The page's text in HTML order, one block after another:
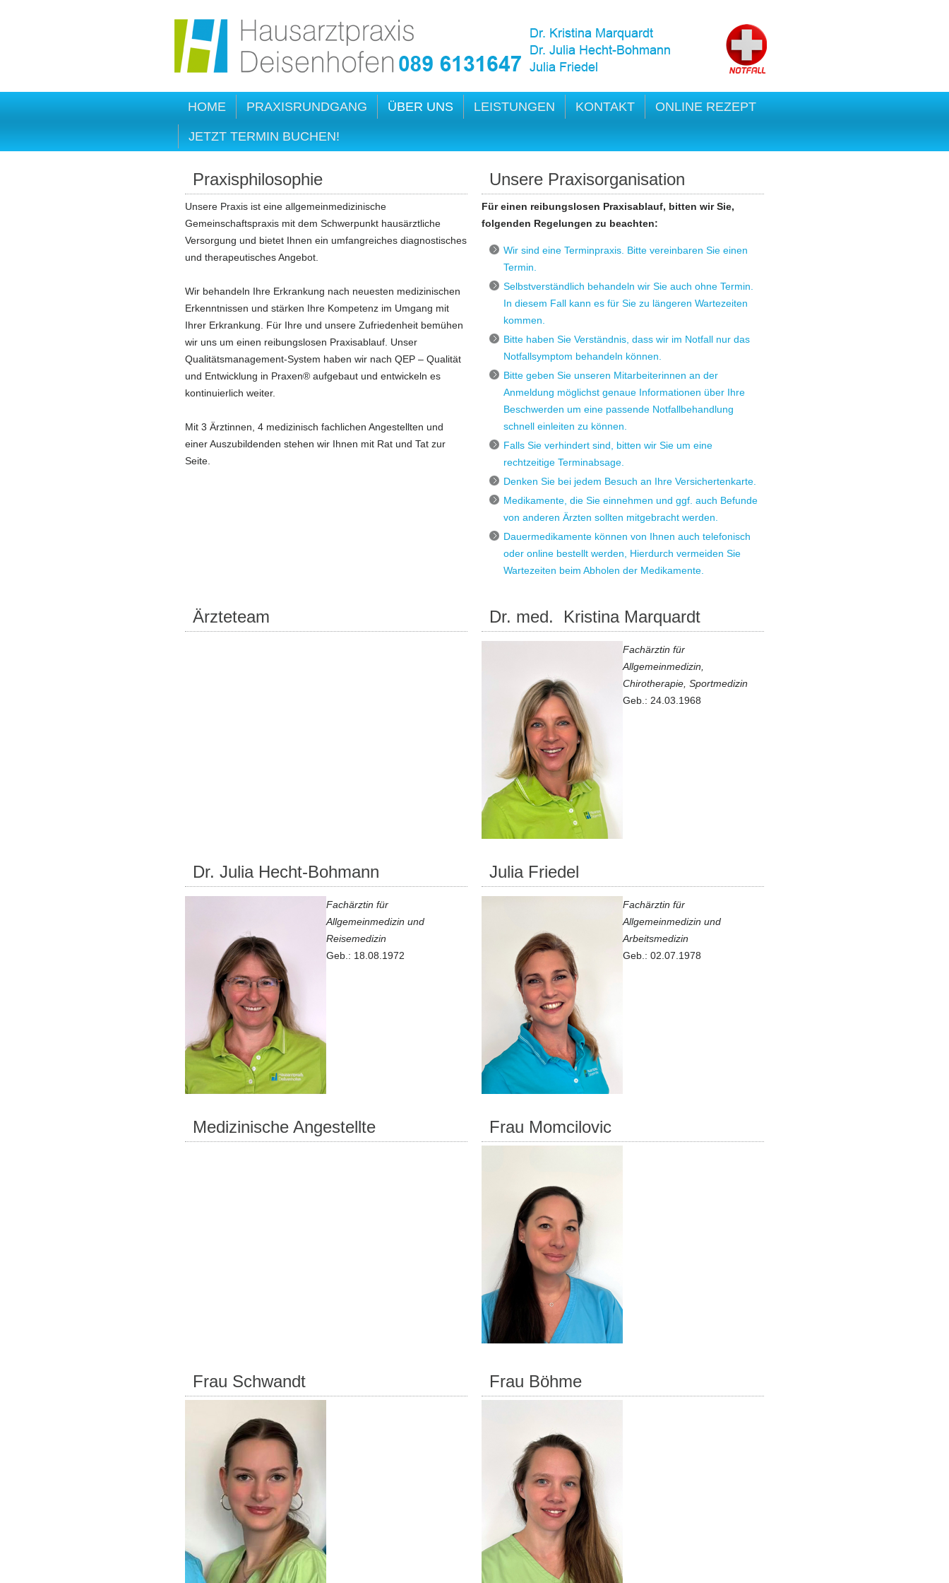
HOME PRAXISRUNDGANG ÜBER UNS LEISTUNGEN KONTAKT ONLINE REZEPT
JETZT TERMIN BUCHEN!
Praxisphilosophie
Unsere Praxis ist eine allgemeinmedizinische
Gemeinschaftspraxis mit dem Schwerpunkt hausärztliche
Versorgung und bietet Ihnen ein umfangreiches diagnostisches
und therapeutisches Angebot.
Wir behandeln Ihre Erkrankung nach neuesten medizinischen
Erkenntnissen und stärken Ihre Kompetenz im Umgang mit
Ihrer Erkrankung. Für Ihre und unsere Zufriedenheit bemühen
wir uns um einen reibungslosen Praxisablauf. Unser
Qualitätsmanagement-System haben wir nach QEP – Qualität
und Entwicklung in Praxen® aufgebaut und entwickeln es
kontinuierlich weiter.
Mit 3 Ärztinnen, 4 medizinisch fachlichen Angestellten und
einer Auszubildenden stehen wir Ihnen mit Rat und Tat zur
Seite.
Unsere Praxisorganisation
Für einen reibungslosen Praxisablauf, bitten wir Sie,
folgenden Regelungen zu beachten:
Wir sind eine Terminpraxis. Bitte vereinbaren Sie einen
Termin.
Selbstverständlich behandeln wir Sie auch ohne Termin.
In diesem Fall kann es für Sie zu längeren Wartezeiten
kommen.
Bitte haben Sie Verständnis, dass wir im Notfall nur das
Notfallsymptom behandeln können.
Bitte geben Sie unseren Mitarbeiterinnen an der
Anmeldung möglichst genaue Informationen über Ihre
Beschwerden um eine passende Notfallbehandlung
schnell einleiten zu können.
Falls Sie verhindert sind, bitten wir Sie um eine
rechtzeitige Terminabsage.
Denken Sie bei jedem Besuch an Ihre Versichertenkarte.
Medikamente, die Sie einnehmen und ggf. auch Befunde
von anderen Ärzten sollten mitgebracht werden.
Dauermedikamente können von Ihnen auch telefonisch
oder online bestellt werden, Hierdurch vermeiden Sie
Wartezeiten beim Abholen der Medikamente.
Ärzteteam Dr. med. Kristina Marquardt
Fachärztin für
Allgemeinmedizin,
Chirotherapie, Sportmedizin
Geb.: 24.03.1968
Dr. Julia Hecht-Bohmann
Fachärztin für
Allgemeinmedizin und
Reisemedizin
Geb.: 18.08.1972
Julia Friedel
Fachärztin für
Allgemeinmedizin und
Arbeitsmedizin
Geb.: 02.07.1978
Medizinische Angestellte Frau Momcilovic
Frau Schwandt Frau Böhme